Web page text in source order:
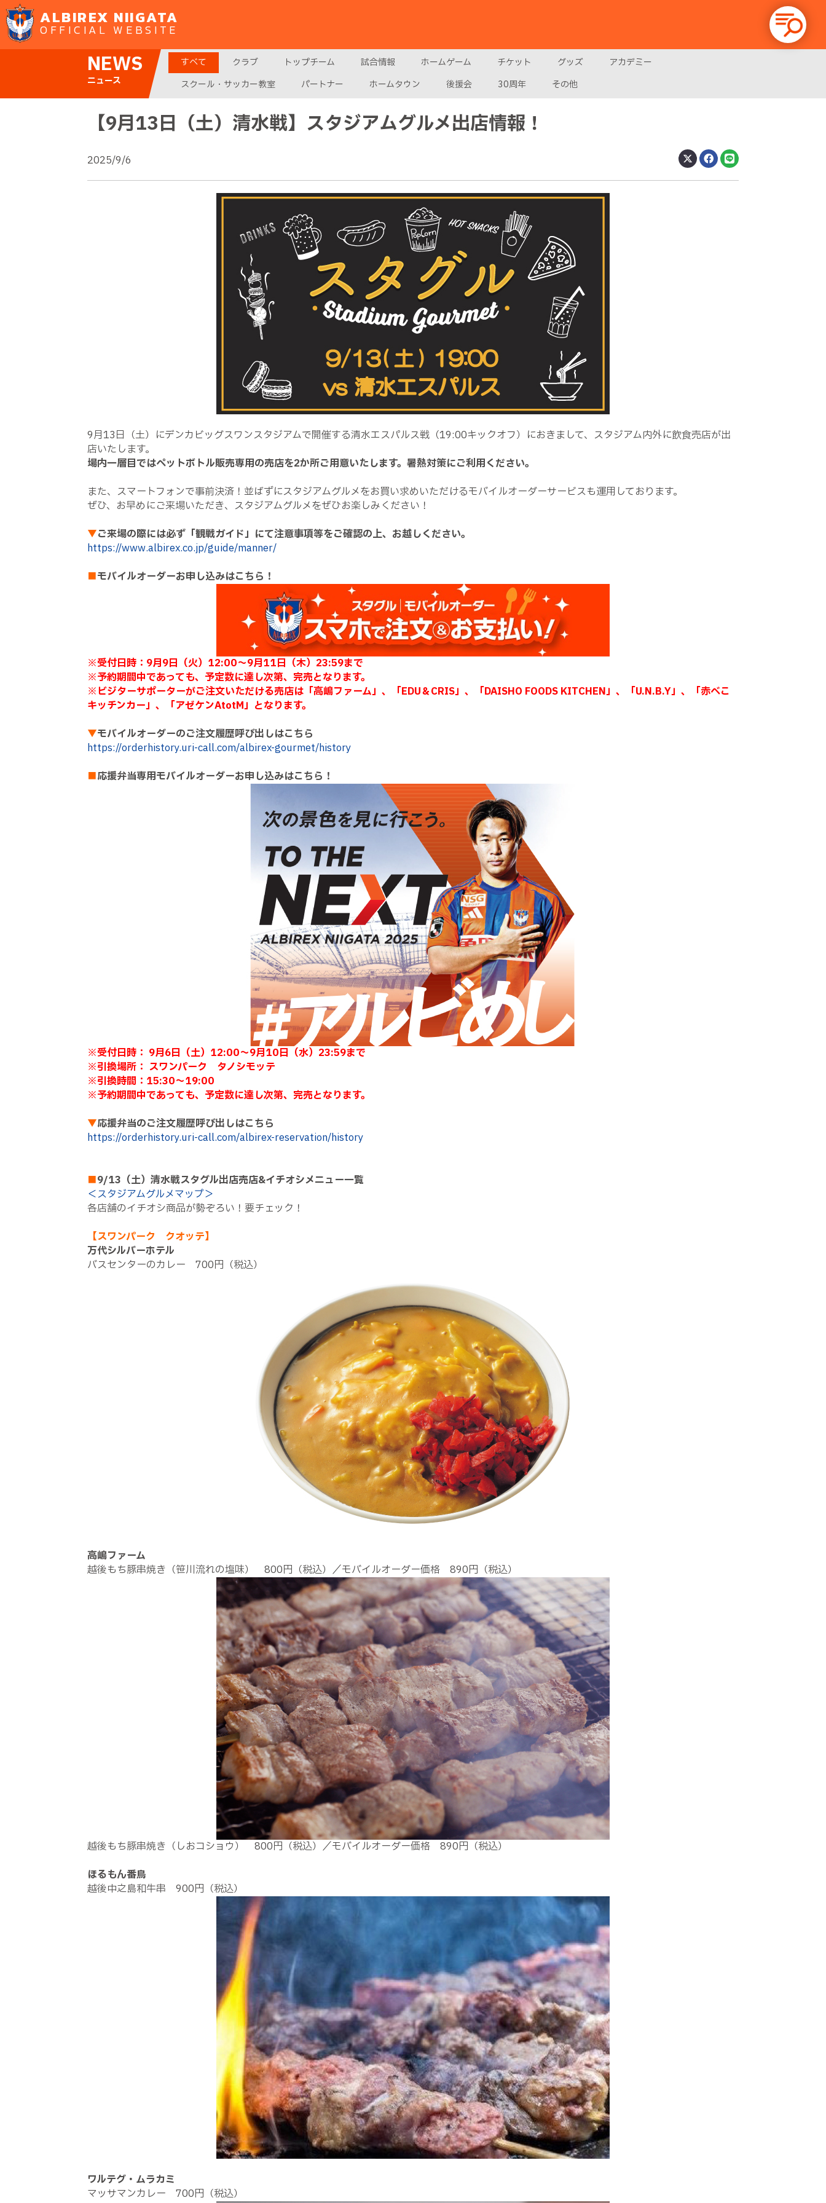
ALBIREX NIIGATA
OFFICIAL WEBSITE
NEWS
ニュース
すべて クラブ トップチーム 試合情報 ホームゲーム チケット グッズ
アカデミー
スクール・サッカー教室
パートナー ホームタウン 後援会 30周年 その他
【9月13日（土）清水戦】スタジアムグルメ出店情報！
2025/9/6
9月13日（土）にデンカビッグスワンスタジアムで開催する清水エスパルス戦（19:00キックオフ）におきまして、スタジアム内外に飲食売店が出
店いたします。
場内一層目ではペットボトル販売専用の売店を2か所ご用意いたします。暑熱対策にご利用ください。
また、スマートフォンで事前決済！並ばずにスタジアムグルメをお買い求めいただけるモバイルオーダーサービスも運用しております。
ぜひ、お早めにご来場いただき、スタジアムグルメをぜひお楽しみください！
▼ご来場の際には必ず「観戦ガイド」にて注意事項等をご確認の上、お越しください。
https://www.albirex.co.jp/guide/manner/
■モバイルオーダーお申し込みはこちら！
※受付日時：9月9日（火）12:00～9月11日（木）23:59まで
※予約期間中であっても、予定数に達し次第、完売となります。
※ビジターサポーターがご注文いただける売店は「高嶋ファーム」、「EDU＆CRIS」、「DAISHO FOODS KITCHEN」、「U.N.B.Y」、「赤べこ
キッチンカー」、「アゼケンAtotM」となります。
▼モバイルオーダーのご注文履歴呼び出しはこちら
https://orderhistory.uri-call.com/albirex-gourmet/history
■応援弁当専用モバイルオーダーお申し込みはこちら！
※受付日時： 9月6日（土）12:00～9月10日（水）23:59まで
※引換場所： スワンパーク タノシモッテ
※引換時間：15:30～19:00
※予約期間中であっても、予定数に達し次第、完売となります。
▼応援弁当のご注文履歴呼び出しはこちら
https://orderhistory.uri-call.com/albirex-reservation/history
■9/13（土）清水戦スタグル出店売店&イチオシメニュー一覧
＜スタジアムグルメマップ＞
各店舗のイチオシ商品が勢ぞろい！要チェック！
【スワンパーク クオッテ】
万代シルバーホテル
バスセンターのカレー 700円（税込）
高嶋ファーム
越後もち豚串焼き（笹川流れの塩味） 800円（税込）／モバイルオーダー価格 890円（税込）
越後もち豚串焼き（しおコショウ） 800円（税込）／モバイルオーダー価格 890円（税込）
ほるもん番鳥
越後中之島和牛串 900円（税込）
ワルテグ・ムラカミ
マッサマンカレー 700円（税込）